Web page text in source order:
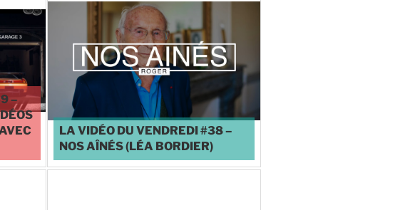
–
LA VIDÉO DU VENDREDI #38 –
NOS AÎNÉS (LÉA BORDIER)